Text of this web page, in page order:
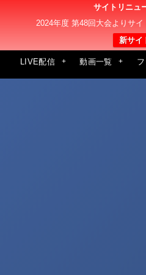
サイトリニュ
2024年度 第48回大会よりサイ
新サイ
LIVE配信 動画一覧